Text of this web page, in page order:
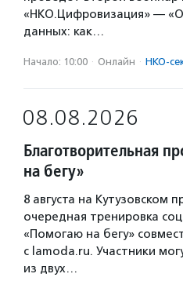
«НКО.Цифровизация» —
данных: как…
Начало: 10:00 · Онлайн · НКО-
08.08.2026
Благотворительная
на бегу»
8 августа на Кутузовском
очередная тренировка
«Помогаю на бегу»
с lamoda.ru. Участники
из двух…